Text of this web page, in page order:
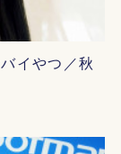
イやつ／秋